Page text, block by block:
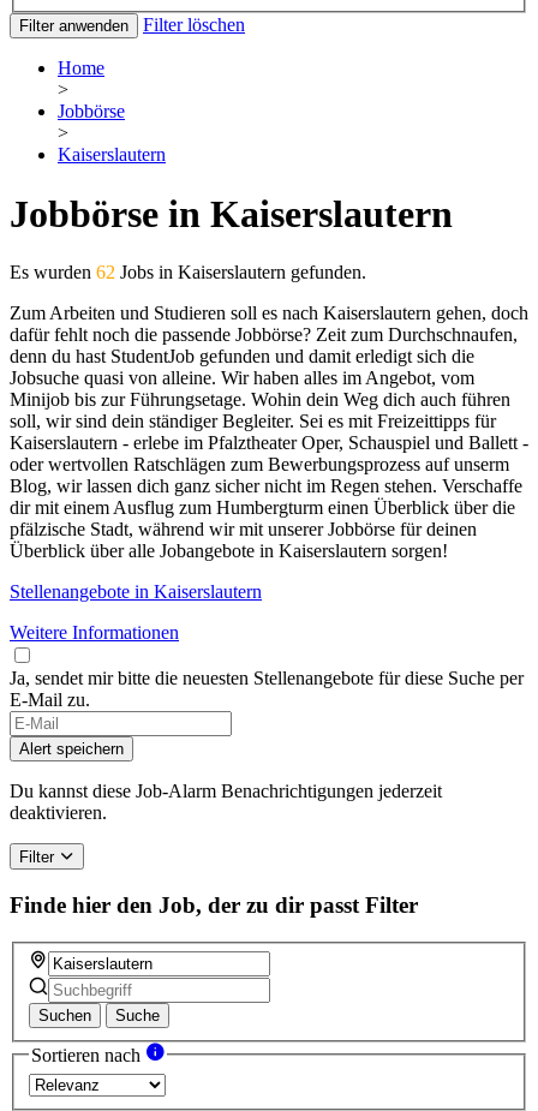
Filter anwenden Filter löschen
Home
>
Jobbörse
>
Kaiserslautern
Jobbörse in Kaiserslautern
Es wurden 62 Jobs in Kaiserslautern gefunden.
Zum Arbeiten und Studieren soll es nach Kaiserslautern gehen, doch
dafür fehlt noch die passende Jobbörse? Zeit zum Durchschnaufen,
denn du hast StudentJob gefunden und damit erledigt sich die
Jobsuche quasi von alleine. Wir haben alles im Angebot, vom
Minijob bis zur Führungsetage. Wohin dein Weg dich auch führen
soll, wir sind dein ständiger Begleiter. Sei es mit Freizeittipps für
Kaiserslautern - erlebe im Pfalztheater Oper, Schauspiel und Ballett -
oder wertvollen Ratschlägen zum Bewerbungsprozess auf unserm
Blog, wir lassen dich ganz sicher nicht im Regen stehen. Verschaffe
dir mit einem Ausflug zum Humbergturm einen Überblick über die
pfälzische Stadt, während wir mit unserer Jobbörse für deinen
Überblick über alle Jobangebote in Kaiserslautern sorgen!
Stellenangebote in Kaiserslautern
Weitere Informationen
Ja, sendet mir bitte die neuesten Stellenangebote für diese Suche per
E-Mail zu.
If
you
are
a
human,
this
field
Alert speichern
Du kannst diese Job-Alarm Benachrichtigungen jederzeit
deaktivieren.
Filter
Finde hier den Job, der zu dir passt Filter
Suchen Suche
Sortieren nach